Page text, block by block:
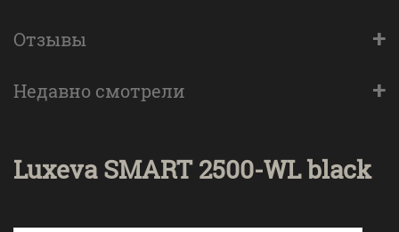
Отзывы +
Недавно смотрели +
Luxeva SMART 2500-WL black